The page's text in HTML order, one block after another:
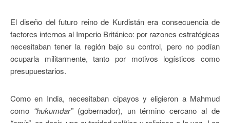
El diseño del futuro reino de Kurdistán era consecuencia de
factores internos al Imperio Británico: por razones estratégicas
necesitaban tener la región bajo su control, pero no podían
ocuparla militarmente, tanto por motivos logísticos como
presupuestarios.
Como en India, necesitaban cipayos y eligieron a Mahmud
como “hukumdar”(gobernador), un término cercano al de